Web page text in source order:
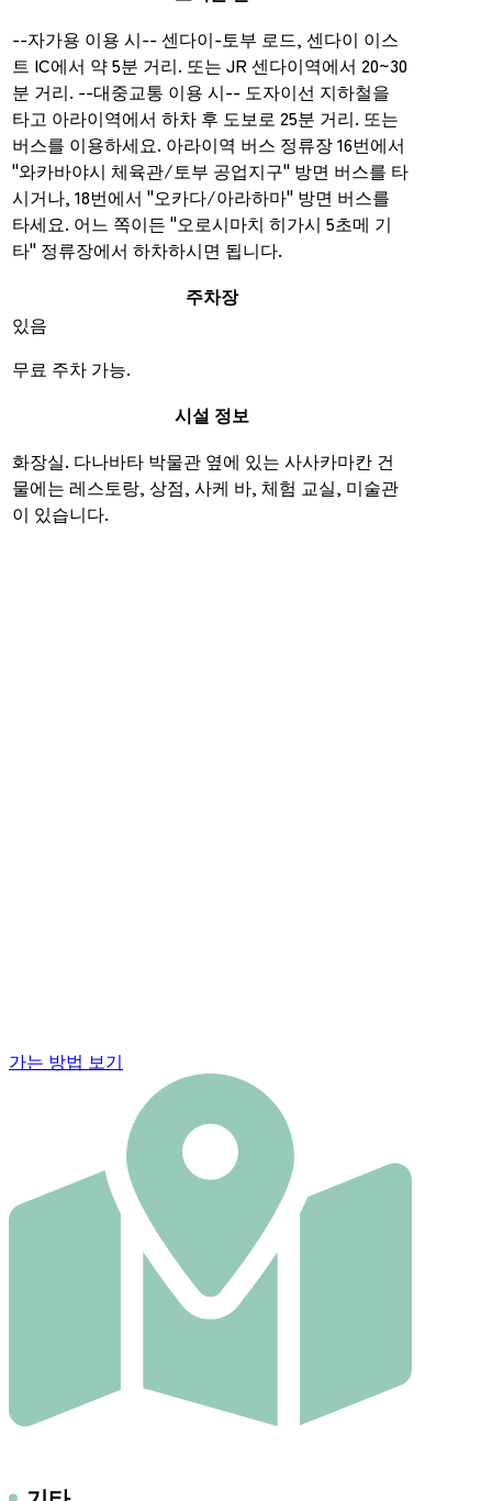
--자가용 이용 시-- 센다이-토부 로드, 센다이 이스
트 IC에서 약 5분 거리. 또는 JR 센다이역에서 20~30
분 거리. --대중교통 이용 시-- 도자이선 지하철을
타고 아라이역에서 하차 후 도보로 25분 거리. 또는
버스를 이용하세요. 아라이역 버스 정류장 16번에서
"와카바야시 체육관/토부 공업지구" 방면 버스를 타
시거나, 18번에서 "오카다/아라하마" 방면 버스를
타세요. 어느 쪽이든 "오로시마치 히가시 5초메 기
타" 정류장에서 하차하시면 됩니다.
주차장
있음
무료 주차 가능.
시설 정보
화장실. 다나바타 박물관 옆에 있는 사사카마칸 건
물에는 레스토랑, 상점, 사케 바, 체험 교실, 미술관
이 있습니다.
가는 방법 보기